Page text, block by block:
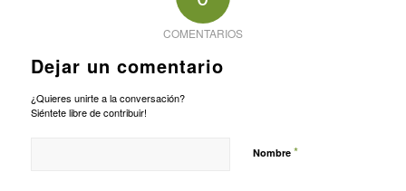
COMENTARIOS
Dejar un comentario
¿Quieres unirte a la conversación?
Siéntete libre de contribuir!
Nombre *